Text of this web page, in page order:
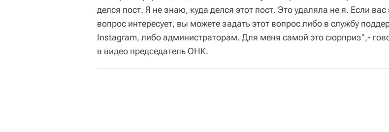
делся пост. Я не знаю, куда делся этот пост. Это удаляла не я. Если вас
вопрос интересует, вы можете задать этот вопрос либо в службу
Instagram, либо администраторам. Для меня самой это сюрприз",-
в видео председатель ОНК.